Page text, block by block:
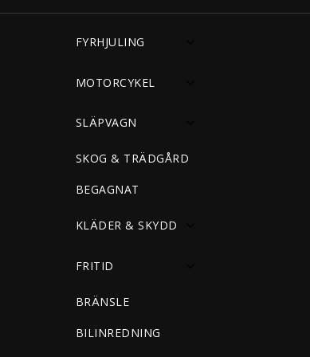
FYRHJULING
MOTORCYKEL
SLÄPVAGN
SKOG & TRÄDGÅRD
BEGAGNAT
KLÄDER & SKYDD
FRITID
BRÄNSLE
BILINREDNING